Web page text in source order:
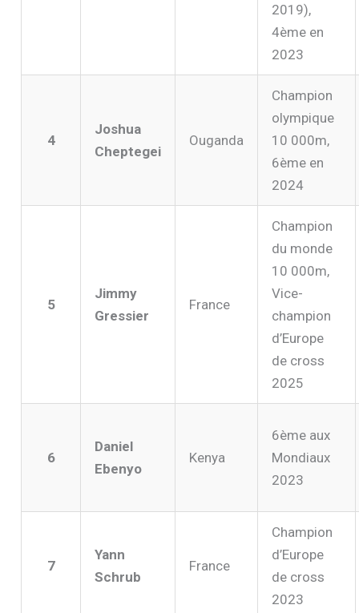
2019),
4ème en
2023
4
Joshua
Cheptegei
Ouganda
Champion
olympique
10 000m,
6ème en
2024
5
Jimmy
Gressier
France
Champion
du monde
10 000m,
Vice-
champion
d’Europe
de cross
2025
6
Daniel
Ebenyo
Kenya
6ème aux
Mondiaux
2023
7
Yann
Schrub
France
Champion
d’Europe
de cross
2023